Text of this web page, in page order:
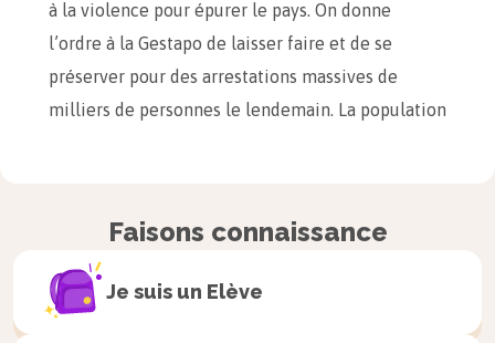
à la violence pour épurer le pays. On donne
l’ordre à la Gestapo de laisser faire et de se
préserver pour des arrestations massives de
milliers de personnes le lendemain. La population
le sol, à leur faire lire des passages deMein
Kampfet cela en plus des violences qu’ils
subissent. On profane et détruit les lieux de culte,
Faisons connaissance
Je suis un Elève